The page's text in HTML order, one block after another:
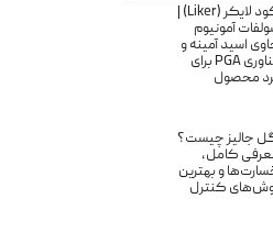
کود لایکر (Liker) |
آمونیوم
اسید آمینه و
فناوری PGA برای
محصول
جالیز چیست؟
کامل،
و بهترین
کنترل